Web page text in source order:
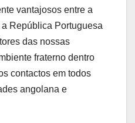
vantajosos entre a
República Portuguesa
das nossas
fraterno dentro
contactos em todos
angolana e